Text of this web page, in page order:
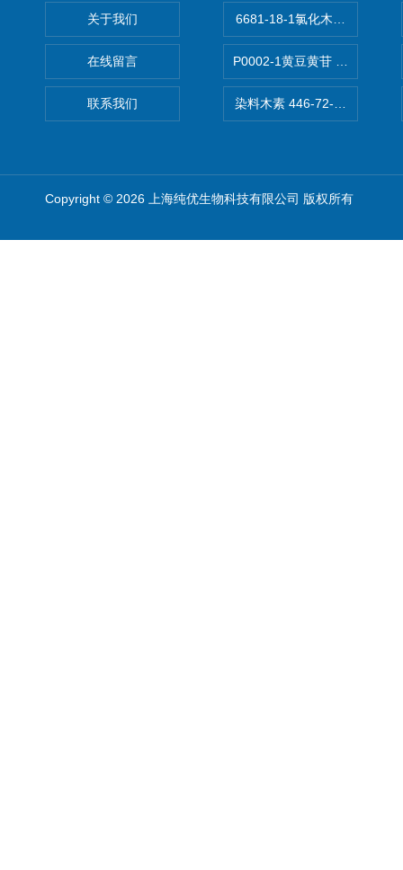
关于我们
在线留言
联系我们
6681-18-1氯化木兰花碱
P0002-1黄豆黄苷 40246-10-
染料木素 446-72-0
Copyright © 2026 上海纯优生物科技有限公司 版权所有